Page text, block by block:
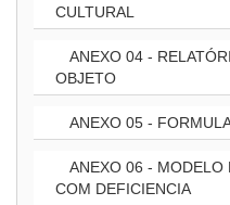
CULTURAL
ANEXO 04 -
OBJETO
ANEXO 05 -
ANEXO 06 - MODELO
COM DEFICIENCIA